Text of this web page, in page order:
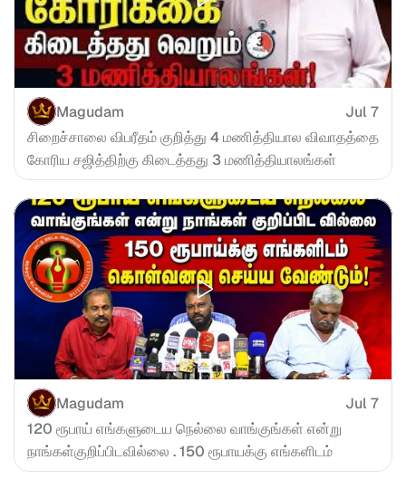
Magudam
Jul 7
சிறைச்சாலை விபரீதம் குறித்து 4 மணித்தியால விவாதத்தை
கோரிய சஜித்திற்கு கிடைத்தது 3 மணித்தியாலங்கள்
Magudam
Jul 7
120 ரூபாய் எங்களுடைய நெல்லை வாங்குங்கள் என்று
நாங்கள்குறிப்பிடவில்லை . 150 ரூபாயக்கு எங்களிடம்